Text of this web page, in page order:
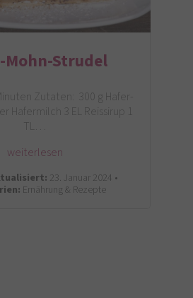
Mohn-Strudel
Zutaten: 300 g Hafer-
Hafermilch 3 EL Reissirup 1
TL…
weiterlesen
23. Januar 2024 •
Ernährung & Rezepte